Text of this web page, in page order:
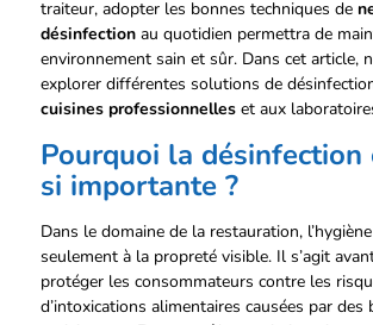
peuvent
choisies
sur
la
page
du
produit
traiteur, adopter les bonnes techniques de
désinfectionau quotidien permettra de
environnement sain et sûr. Dans cet article,
explorer différentes solutions de
cuisines professionnelleset aux
Pourquoi la
si importante ?
Dans le domaine de la restauration,
seulement à la propreté visible. Il s’agit
protéger les consommateurs contre les
d’intoxications alimentaires causées par des